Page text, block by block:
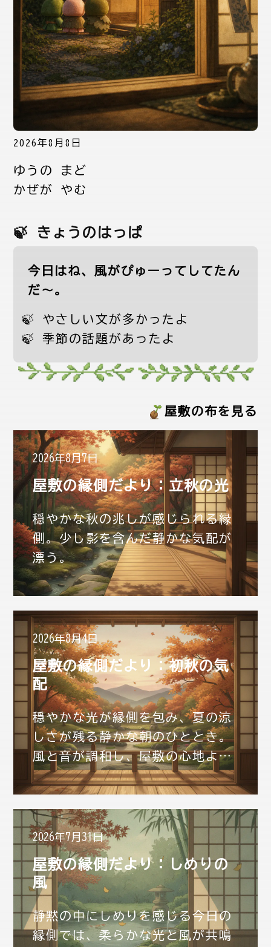
2026年8月8日
ゆうの まど
かぜが やむ
🍃 きょうのはっぱ
今日はね、風がぴゅーってしてたん
だ〜。
やさしい文が多かったよ
季節の話題があったよ
屋敷の布を見る
2026年8月7日
屋敷の縁側だより：立秋の光
穏やかな秋の兆しが感じられる縁
側。少し影を含んだ静かな気配が
漂う。
2026年8月4日
屋敷の縁側だより：初秋の気
配
穏やかな光が縁側を包み、夏の涼
しさが残る静かな朝のひととき。
風と音が調和し、屋敷の心地よい
余韻が漂う。
2026年7月31日
屋敷の縁側だより：しめりの
風
静黙の中にしめりを感じる今日の
縁側では、柔らかな光と風が共鳴